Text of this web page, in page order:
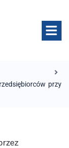
przy